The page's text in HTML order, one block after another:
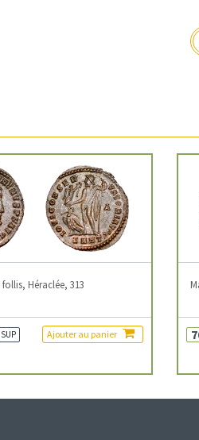
Héraclée, 313
SUP Ajouter au panier